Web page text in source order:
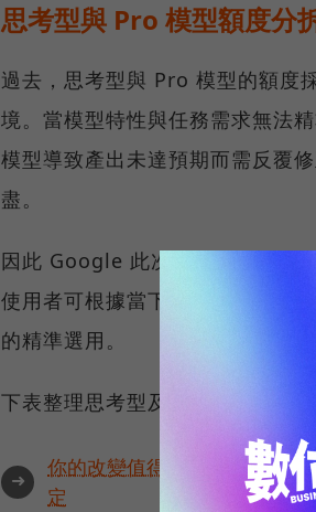
思考型與 Pro 模型額度分
過去，思考型與 Pro 模型的額度
境。當模型特性與任務需求無法
模型導致產出未達預期而需反覆
盡。
因此 Google 此次將 Gemini 模
使用者可根據當下的任務類型（
的精準選用。
下表整理思考型及 Pro 模型可使
➜
你的改變值得被看見🔥最具全
定